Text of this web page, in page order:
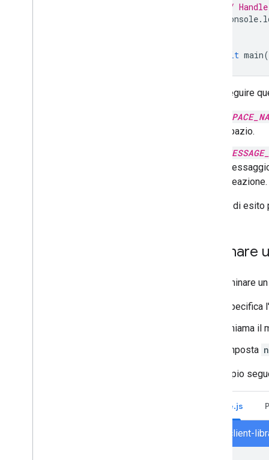
//
console.
await main
Per eseguire
spazio.
creazione.
In caso di
Per eliminare
Chiama il
Imposta
L'esempio
Node.js
chat/client-